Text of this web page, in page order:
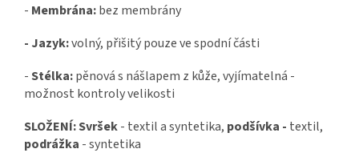
- Membrána:bez membrány
- Jazyk:volný, přišitý pouze ve spodní části
-Stélka:pěnová s nášlapem z kůže, vyjímatelná -
možnost kontroly velikosti
SLOŽENÍ: Svršek- textil a syntetika, podšívka - textil,
podrážka - syntetika